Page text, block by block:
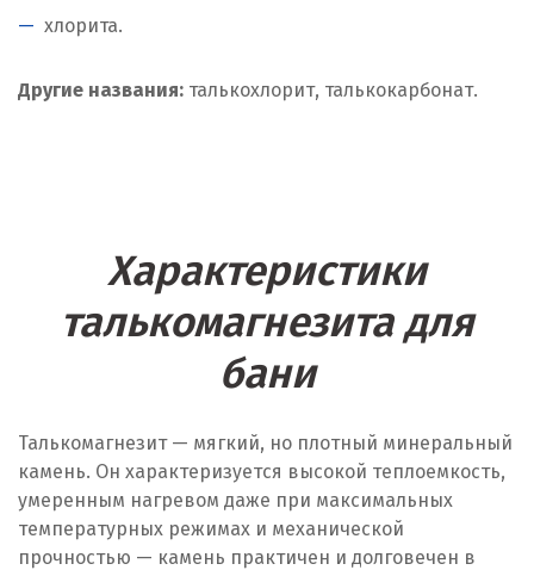
хлорита.
Другие названия: талькохлорит, талькокарбонат.
Характеристики
талькомагнезита для
бани
Талькомагнезит — мягкий, но плотный минеральный
камень. Он характеризуется высокой теплоемкость,
умеренным нагревом даже при максимальных
температурных режимах и механической
прочностью — камень практичен и долговечен в